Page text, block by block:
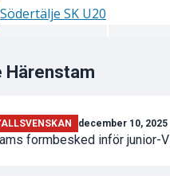
Härenstam
december 10, 2025
formbesked inför junior-